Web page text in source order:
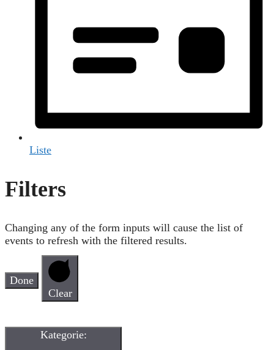
Liste
Filters
Changing any of the form inputs will cause the list of
events to refresh with the filtered results.
Done
Clear
Kategorie: